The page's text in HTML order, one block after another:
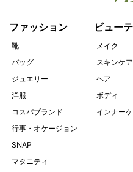
ファッション
靴
バッグ
ジュエリー
洋服
コスパブランド
行事・オケージョン
SNAP
マタニティ
ビュー
メイク
スキンケア
ヘア
ボディ
インナー